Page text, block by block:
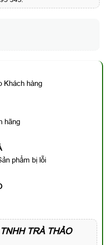
Khách hàng
hãng
phẩm bị lỗi
TRÀ THẢO